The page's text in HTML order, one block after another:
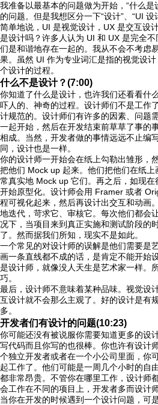
我准备以最基本的问题做为开始，“什么是
的问题。但是我想区分一下“设计”、“UI 设
简单地说，UI 是视觉设计，UX 是交互设
是设计吗？许多人认为 UI 和 UX 是完全
们是和谐地存在一起的。我从不会不考虑
果。虽然 UI 作为专业词汇是指的视觉设
个设计的过程。
什么不是设计？(7:00)
你知道了什么是设计，也许我们还看看什
吓人的、神奇的过程。设计师们不是工作
计规范的。设计师们有许多的因素、问题
一起开始，然后在开发结束前草草了事的
相成。当然，开发者做的事情远远不止编
同，设计也是一样。
你的设计师一开始会在纸上勾勒出雏形，
把他们 Mock up 起来。他们把他们在纸
常真实地 Mock up 它们。再之后，如现
开始原型化。设计师会用 Framer 或者
程可视化起来，然后再设计出交互和动画
地迭代，苛求它、审核它。每次他们都会
况下，当项目来到真正实施和测试阶段的
了。然而据我们所知，现实不是如此。
一个常见的对设计师的误解是他们需要是
画一条直线都不成的话，是肯定不能开始
是设计师，就像没人天生是艺术家一样。
巧。
最后，设计师不意味着某种品味。视觉设
互设计就不会那么主观了。好的设计是有
多。
开发者们有设计的问题(10:23)
你可能还没有被说服你需要知道更多的设
写代码而且你写的也很棒。你也许有设计
个独立开发者或者在一个小公司里面，你
起工作了。他们可能是一周几个小时的自
都非常昂贵。不管你在哪里工作，设计师
会工作在不同的项目上，开发者多而设计
当你在开发的时候遇到一个设计问题，可